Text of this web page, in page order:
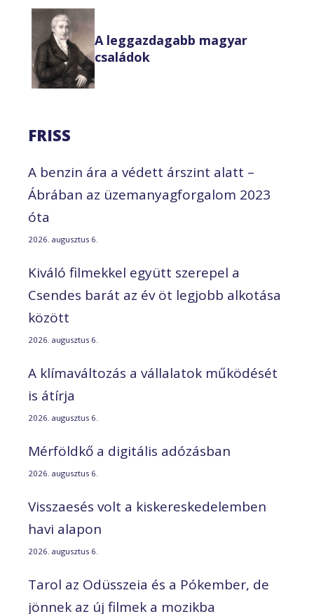
A leggazdagabb magyar
családok
FRISS
A benzin ára a védett árszint alatt –
Ábrában az üzemanyagforgalom 2023
óta
2026. augusztus 6.
Kiváló filmekkel együtt szerepel a
Csendes barát az év öt legjobb alkotása
között
2026. augusztus 6.
A klímaváltozás a vállalatok működését
is átírja
2026. augusztus 6.
Mérföldkő a digitális adózásban
2026. augusztus 6.
Visszaesés volt a kiskereskedelemben
havi alapon
2026. augusztus 6.
Tarol az Odüsszeia és a Pókember, de
jönnek az új filmek a mozikba